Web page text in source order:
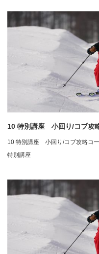
10 特別講座 小回り/コブ攻
10 特別講座 小回り/コブ攻略コ
特別講座